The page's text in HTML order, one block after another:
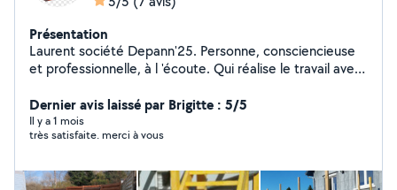
Présentation
Laurent société Depann'25. Personne, consciencieuse
et professionnelle, à l 'écoute. Qui réalise le travail avec
trouverez la meilleure solution pour vous satisfaire.
Travail propre et soigné. Montage et installation
d'éléments divers. Fixation murale. Petits travaux
Débouchage sanitaires et canalisations. Espace vert et
Dernier avis laissé par Brigitte : 5/5
Il y a 1 mois
très satisfaite. merci à vous